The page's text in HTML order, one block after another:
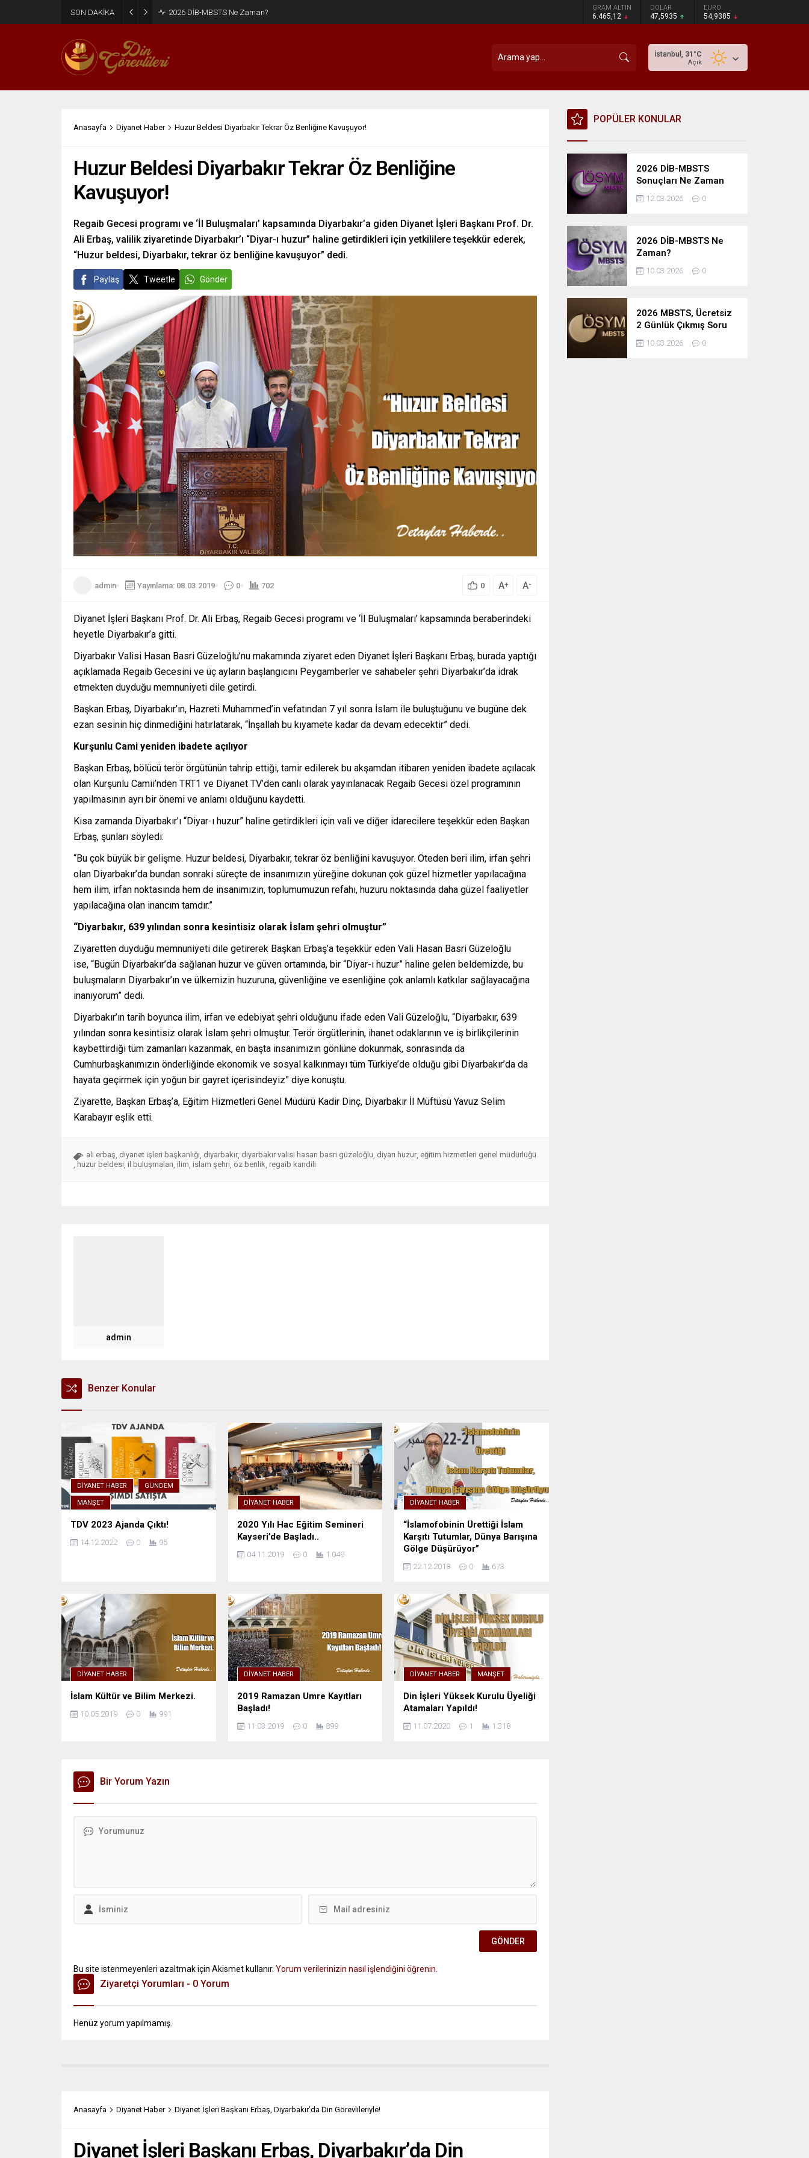
SON DAKİKA 2026 DİB-MBSTS Ne Zaman? GRAM ALTIN
6.465,12
DOLAR
47,5935
EURO
54,9385
İstanbul, 31 °C
Açık
Anasayfa Diyanet Haber Huzur Beldesi Diyarbakır Tekrar Öz Benliğine Kavuşuyor!
Huzur Beldesi Diyarbakır Tekrar Öz Benliğine
Kavuşuyor!
Regaib Gecesi programı ve ‘İl Buluşmaları’ kapsamında Diyarbakır’a giden Diyanet İşleri Başkanı Prof. Dr.
Ali Erbaş, valilik ziyaretinde Diyarbakır’ı “Diyar-ı huzur” haline getirdikleri için yetkililere teşekkür ederek,
“Huzur beldesi, Diyarbakır, tekrar öz benliğine kavuşuyor” dedi.
Paylaş Tweetle Gönder
admin Yayınlama: 08.03.2019 0 702 0 A+ A-
Diyanet İşleri Başkanı Prof. Dr. Ali Erbaş, Regaib Gecesi programı ve ‘İl Buluşmaları’ kapsamında beraberindeki
heyetle Diyarbakır’a gitti.
Diyarbakır Valisi Hasan Basri Güzeloğlu’nu makamında ziyaret eden Diyanet İşleri Başkanı Erbaş, burada yaptığı
açıklamada Regaib Gecesini ve üç ayların başlangıcını Peygamberler ve sahabeler şehri Diyarbakır’da idrak
etmekten duyduğu memnuniyeti dile getirdi.
Başkan Erbaş, Diyarbakır’ın, Hazreti Muhammed’in vefatından 7 yıl sonra İslam ile buluştuğunu ve bugüne dek
ezan sesinin hiç dinmediğini hatırlatarak, “İnşallah bu kıyamete kadar da devam edecektir” dedi.
Kurşunlu Cami yeniden ibadete açılıyor
Başkan Erbaş, bölücü terör örgütünün tahrip ettiği, tamir edilerek bu akşamdan itibaren yeniden ibadete açılacak
olan Kurşunlu Camii’nden TRT1 ve Diyanet TV’den canlı olarak yayınlanacak Regaib Gecesi özel programının
yapılmasının ayrı bir önemi ve anlamı olduğunu kaydetti.
Kısa zamanda Diyarbakır’ı “Diyar-ı huzur” haline getirdikleri için vali ve diğer idarecilere teşekkür eden Başkan
Erbaş, şunları söyledi:
“Bu çok büyük bir gelişme. Huzur beldesi, Diyarbakır, tekrar öz benliğini kavuşuyor. Öteden beri ilim, irfan şehri
olan Diyarbakır’da bundan sonraki süreçte de insanımızın yüreğine dokunan çok güzel hizmetler yapılacağına
hem ilim, irfan noktasında hem de insanımızın, toplumumuzun refahı, huzuru noktasında daha güzel faaliyetler
yapılacağına olan inancım tamdır.”
“Diyarbakır, 639 yılından sonra kesintisiz olarak İslam şehri olmuştur”
Ziyaretten duyduğu memnuniyeti dile getirerek Başkan Erbaş’a teşekkür eden Vali Hasan Basri Güzeloğlu
ise, “Bugün Diyarbakır’da sağlanan huzur ve güven ortamında, bir “Diyar-ı huzur” haline gelen beldemizde, bu
buluşmaların Diyarbakır’ın ve ülkemizin huzuruna, güvenliğine ve esenliğine çok anlamlı katkılar sağlayacağına
inanıyorum” dedi.
Diyarbakır’ın tarih boyunca ilim, irfan ve edebiyat şehri olduğunu ifade eden Vali Güzeloğlu, “Diyarbakır, 639
yılından sonra kesintisiz olarak İslam şehri olmuştur. Terör örgütlerinin, ihanet odaklarının ve iş birlikçilerinin
kaybettirdiği tüm zamanları kazanmak, en başta insanımızın gönlüne dokunmak, sonrasında da
Cumhurbaşkanımızın önderliğinde ekonomik ve sosyal kalkınmayı tüm Türkiye’de olduğu gibi Diyarbakır’da da
hayata geçirmek için yoğun bir gayret içerisindeyiz” diye konuştu.
Ziyarette, Başkan Erbaş’a, Eğitim Hizmetleri Genel Müdürü Kadir Dinç, Diyarbakır İl Müftüsü Yavuz Selim
Karabayır eşlik etti.
ali erbaş, diyanet işleri başkanlığı, diyarbakır, diyarbakır valisi hasan basri güzeloğlu, diyarı huzur, eğitim hizmetleri genel müdürlüğü
, huzur beldesi, il buluşmaları, ilim, islam şehri, öz benlik, regaib kandili
admin
Benzer Konular
DIYANET HABER GÜNDEM
MANŞET
TDV 2023 Ajanda Çıktı!
14.12.2022 0 95
DIYANET HABER
2020 Yılı Hac Eğitim Semineri
Kayseri’de Başladı..
04.11.2019 0 1.049
DIYANET HABER
“İslamofobinin Ürettiği İslam
Karşıtı Tutumlar, Dünya Barışına
Gölge Düşürüyor”
22.12.2018 0 673
DIYANET HABER
İslam Kültür ve Bilim Merkezi.
10.05.2019 0 991
DIYANET HABER
2019 Ramazan Umre Kayıtları
Başladı!
11.03.2019 0 899
DIYANET HABER MANŞET
Din İşleri Yüksek Kurulu Üyeliği
Atamaları Yapıldı!
11.07.2020 1 1.318
Bir Yorum Yazın
Bu site istenmeyenleri azaltmak için Akismet kullanır. Yorum verilerinizin nasıl işlendiğini öğrenin.
Ziyaretçi Yorumları - 0 Yorum
Henüz yorum yapılmamış.
Anasayfa Diyanet Haber Diyanet İşleri Başkanı Erbaş, Diyarbakır’da Din Görevlileriyle!
Diyanet İşleri Başkanı Erbaş, Diyarbakır’da Din
POPÜLER KONULAR
2026 DİB-MBSTS
Sonuçları Ne Zaman
Açıklanacak?
12.03.2026 0
2026 DİB-MBSTS Ne
Zaman?
10.03.2026 0
2026 MBSTS, Ücretsiz
2 Günlük Çıkmış Soru
Çözüm Kampı
10.03.2026 0